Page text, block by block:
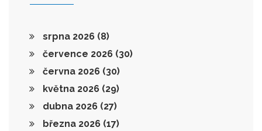
srpna 2026 (8)
července 2026 (30)
června 2026 (30)
května 2026 (29)
dubna 2026 (27)
března 2026 (17)